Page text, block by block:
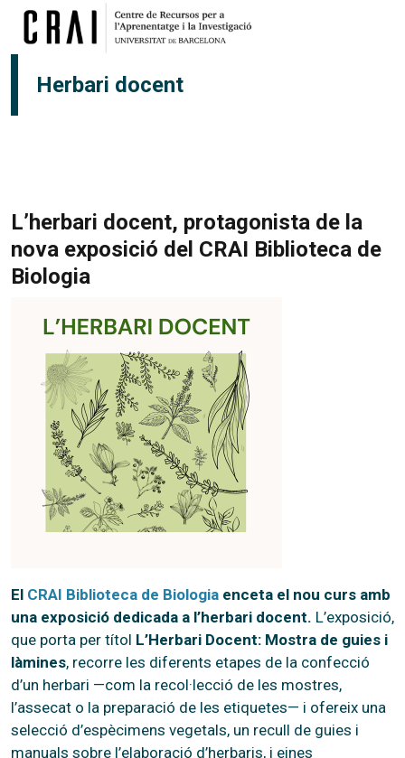
Vés al contingut
Herbari docent
L’herbari docent, protagonista de la
nova exposició del CRAI Biblioteca de
Biologia
El CRAI Biblioteca de Biologia enceta el nou curs amb
una exposició dedicada a l’herbari docent. L’exposició,
que porta per títol L’Herbari Docent: Mostra de guies i
làmines, recorre les diferents etapes de la confecció
d’un herbari —com la recol·lecció de les mostres,
l’assecat o la preparació de les etiquetes— i ofereix una
selecció d’espècimens vegetals, un recull de guies i
manuals sobre l’elaboració d’herbaris, i eines